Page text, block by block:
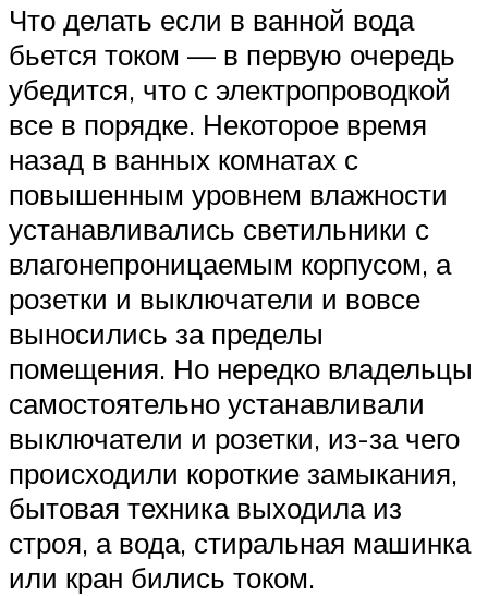
Что делать если в ванной вода
бьется током — в первую очередь
убедится, что с электропроводкой
все в порядке. Некоторое время
назад в ванных комнатах с
повышенным уровнем влажности
устанавливались светильники с
влагонепроницаемым корпусом, а
розетки и выключатели и вовсе
выносились за пределы
помещения. Но нередко владельцы
самостоятельно устанавливали
выключатели и розетки, из-за чего
происходили короткие замыкания,
бытовая техника выходила из
строя, а вода, стиральная машинка
или кран бились током.